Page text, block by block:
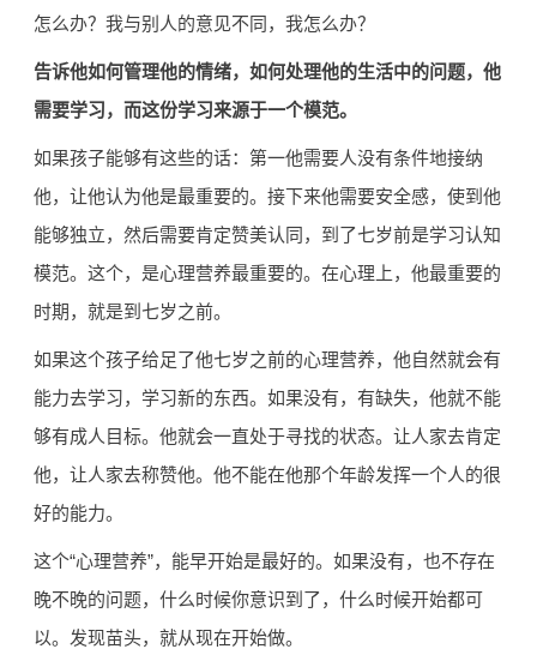
怎么办？我与别人的意见不同，我怎么办？
告诉他如何管理他的情绪，如何处理他的生活中的问题，他
需要学习，而这份学习来源于一个模范。
如果孩子能够有这些的话：第一他需要人没有条件地接纳
他，让他认为他是最重要的。接下来他需要安全感，使到他
能够独立，然后需要肯定赞美认同，到了七岁前是学习认知
模范。这个，是心理营养最重要的。在心理上，他最重要的
时期，就是到七岁之前。
如果这个孩子给足了他七岁之前的心理营养，他自然就会有
能力去学习，学习新的东西。如果没有，有缺失，他就不能
够有成人目标。他就会一直处于寻找的状态。让人家去肯定
他，让人家去称赞他。他不能在他那个年龄发挥一个人的很
好的能力。
这个“心理营养”，能早开始是最好的。如果没有，也不存在
晚不晚的问题，什么时候你意识到了，什么时候开始都可
以。发现苗头，就从现在开始做。